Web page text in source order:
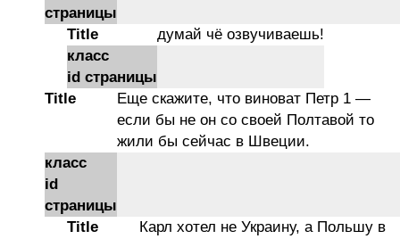
страницы
Title
думай чё озвучиваешь!
класс
id страницы
Title
Еще скажите, что виноват Петр 1 —
если бы не он со своей Полтавой то
жили бы сейчас в Швеции.
класс
id
страницы
Title
Карл хотел не Украину, а Польшу в